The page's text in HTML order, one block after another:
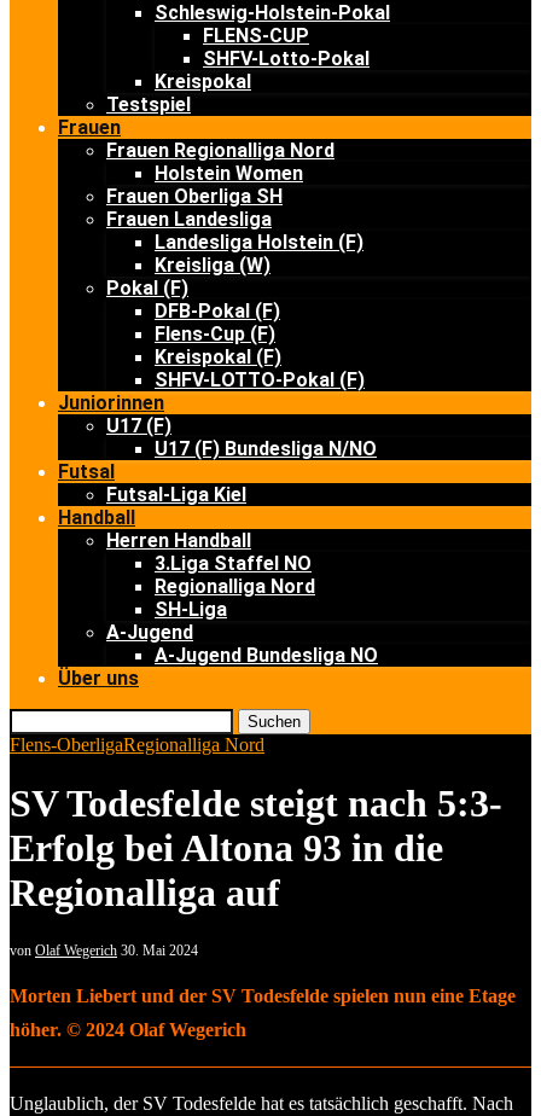
Schleswig-Holstein-Pokal
FLENS-CUP
SHFV-Lotto-Pokal
Kreispokal
Testspiel
Frauen
Frauen Regionalliga Nord
Holstein Women
Frauen Oberliga SH
Frauen Landesliga
Landesliga Holstein (F)
Kreisliga (W)
Pokal (F)
DFB-Pokal (F)
Flens-Cup (F)
Kreispokal (F)
SHFV-LOTTO-Pokal (F)
Juniorinnen
U17 (F)
U17 (F) Bundesliga N/NO
Futsal
Futsal-Liga Kiel
Handball
Herren Handball
3.Liga Staffel NO
Regionalliga Nord
SH-Liga
A-Jugend
A-Jugend Bundesliga NO
Über uns
Suchen
Flens-OberligaRegionalliga Nord
SV Todesfelde steigt nach 5:3-
Erfolg bei Altona 93 in die
Regionalliga auf
von Olaf Wegerich 30. Mai 2024
Morten Liebert und der SV Todesfelde spielen nun eine Etage
höher. © 2024 Olaf Wegerich
Unglaublich, der SV Todesfelde hat es tatsächlich geschafft. Nach